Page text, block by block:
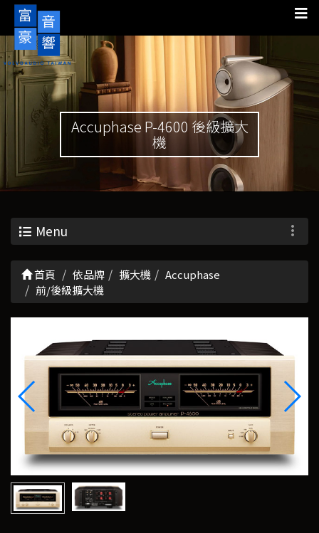
Accuphase P-4600 後級擴大
機
Menu
首頁 依品牌 擴大機
Accuphase
前/後級擴大機